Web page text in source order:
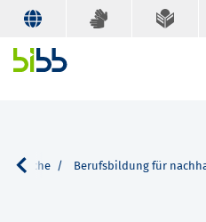
Suche Berufsbildung für